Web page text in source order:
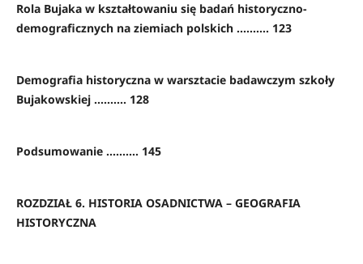
Rola Bujaka w kształtowaniu się badań historyczno-
demograficznych na ziemiach polskich .......... 123
Demografia historyczna w warsztacie badawczym szkoły
Bujakowskiej .......... 128
Podsumowanie .......... 145
ROZDZIAŁ 6. HISTORIA OSADNICTWA – GEOGRAFIA
HISTORYCZNA